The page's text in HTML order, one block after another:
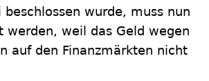
beschlossen wurde, muss nun
werden, weil das Geld wegen
auf den Finanzmärkten nicht